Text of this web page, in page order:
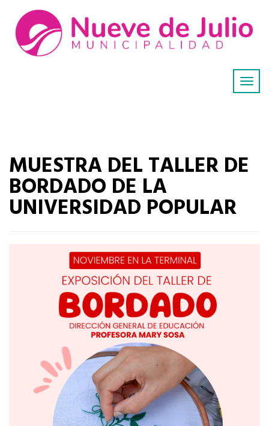
MUESTRA DEL TALLER DE
BORDADO DE LA
UNIVERSIDAD POPULAR